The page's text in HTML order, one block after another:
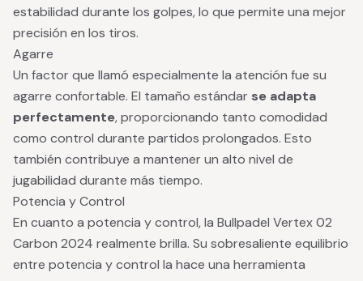
estabilidad durante los golpes, lo que permite una mejor
precisión en los tiros.
Agarre
Un factor que llamó especialmente la atención fue su
agarre confortable. El tamaño estándar se adapta
perfectamente, proporcionando tanto comodidad
como control durante partidos prolongados. Esto
también contribuye a mantener un alto nivel de
jugabilidad durante más tiempo.
Potencia y Control
En cuanto a potencia y control, la Bullpadel Vertex 02
Carbon 2024 realmente brilla. Su sobresaliente equilibrio
entre potencia y control la hace una herramienta